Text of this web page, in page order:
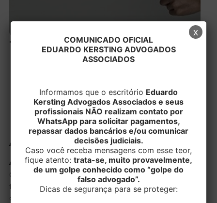
TRIBUNAL REGIONAL
DO TRABALHO DA 4ª
REGIÃO CONDENA
RESTAURANTE A PAGAR
INDENIZAÇÃO PARA
AUXILIAR DE COZINHA
ACUSADA DE FURTO.
Contratada em novembro de 2017 para exercer a
função de auxiliar de cozinha, a autora também foi
designada para realizar o fechamento do caixa uma
COMUNICADO OFICIAL
EDUARDO KERSTING ADVOGADOS
ASSOCIADOS
Informamos que o escritório Eduardo
Kersting Advogados Associados e seus
profissionais NÃO realizam contato por
WhatsApp para solicitar pagamentos,
repassar dados bancários e/ou comunicar
decisões judiciais.
Caso você receba mensagens com esse teor,
fique atento: trata-se, muito provavelmente,
de um golpe conhecido como “golpe do
falso advogado”.
Dicas de segurança para se proteger:
x